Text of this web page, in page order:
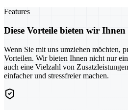
Features
Diese Vorteile bieten wir Ihnen
Wenn Sie mit uns umziehen möchten,
Vorteilen. Wir bieten Ihnen nicht nur
auch eine Vielzahl von
einfacher und stressfreier machen.